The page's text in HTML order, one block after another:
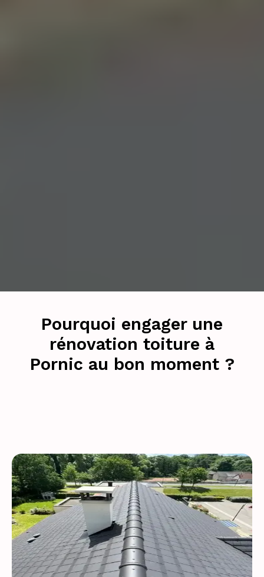
Pourquoi engager une
rénovation toiture à
Pornic au bon moment ?